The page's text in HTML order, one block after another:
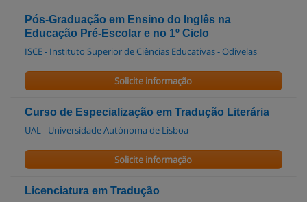
Pós-Graduação em Ensino do Inglês na
Educação Pré-Escolar e no 1º Ciclo
ISCE - Instituto Superior de Ciências Educativas - Odivelas
Solicite informação
Curso de Especialização em Tradução Literária
UAL - Universidade Autónoma de Lisboa
Solicite informação
Licenciatura em Tradução